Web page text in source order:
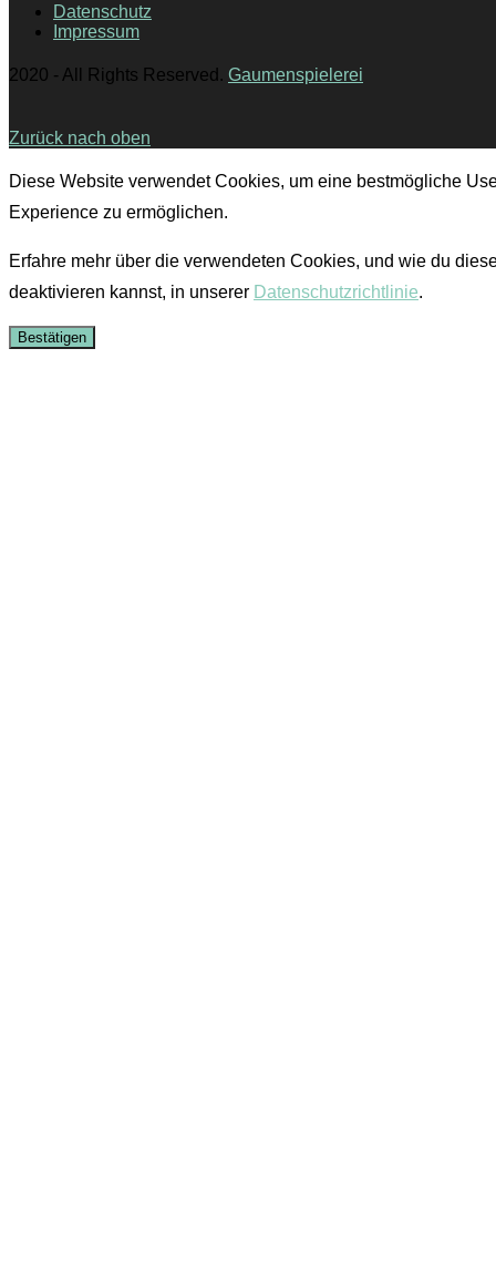
Datenschutz
Impressum
2020 - All Rights Reserved. Gaumenspielerei
Zurück nach oben
Diese Website verwendet Cookies, um eine bestmögliche
Experience zu ermöglichen.
Erfahre mehr über die verwendeten Cookies, und wie du
deaktivieren kannst, in unserer Datenschutzrichtlinie.
Bestätigen